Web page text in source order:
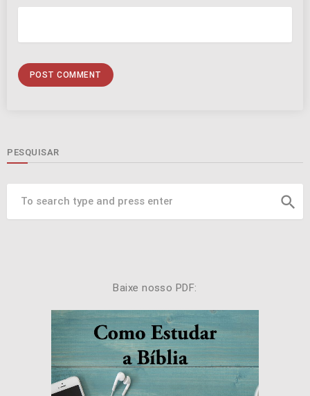
PESQUISAR
search
Baixe nosso PDF: